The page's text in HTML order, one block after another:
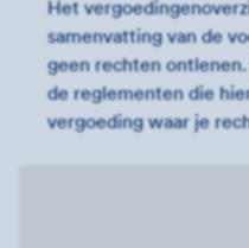
Het
samenvatting van de
geen rechten
de reglementen die
vergoeding waar je